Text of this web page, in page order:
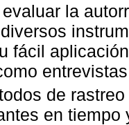
la
fácil
de rastreo
en